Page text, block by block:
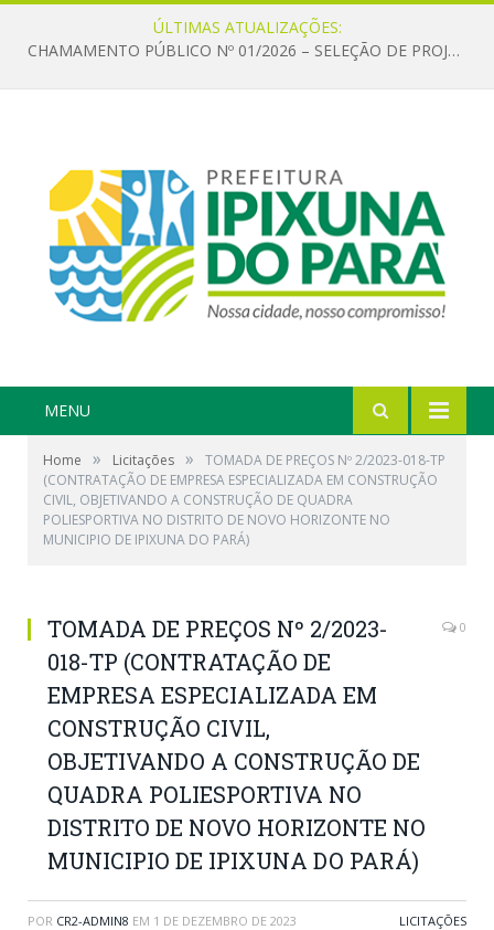
ÚLTIMAS ATUALIZAÇÕES:
CHAMAMENTO PÚBLICO Nº 01/2026 – SELEÇÃO DE PROJETOS PARA FIRMAR TERMO DE EXECUÇÃO CULTURAL COM RECURSOS DA POLÍTICA NACIONAL ALDIR BLANC DE FOMENTO À CULTURA – PNAB (LEI Nº 14.399/2022)
MENU
Home » Licitações »
TOMADA DE PREÇOS Nº 2/2023-018-TP
(CONTRATAÇÃO DE EMPRESA ESPECIALIZADA EM CONSTRUÇÃO
CIVIL, OBJETIVANDO A CONSTRUÇÃO DE QUADRA
POLIESPORTIVA NO DISTRITO DE NOVO HORIZONTE NO
MUNICIPIO DE IPIXUNA DO PARÁ)
TOMADA DE PREÇOS Nº 2/2023-
018-TP (CONTRATAÇÃO DE
EMPRESA ESPECIALIZADA EM
CONSTRUÇÃO CIVIL,
OBJETIVANDO A CONSTRUÇÃO DE
QUADRA POLIESPORTIVA NO
DISTRITO DE NOVO HORIZONTE NO
MUNICIPIO DE IPIXUNA DO PARÁ)
0
POR CR2-ADMIN8 EM 1 DE DEZEMBRO DE 2023 LICITAÇÕES